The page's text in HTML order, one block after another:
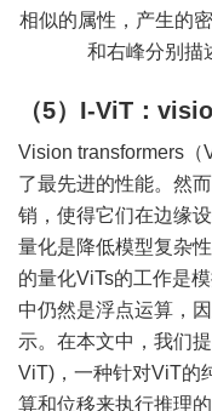
相似的属性，产生的
和右峰分别描
（5）I-ViT：
Vision transformers（
了最先进的性能。然
销，使得它们在边缘
量化是降低模型复杂
的量化ViTs的工作是
中仍然是浮点运算，
示。在本文中，我们
ViT)，一种针对ViT的
算和位移来执行推理